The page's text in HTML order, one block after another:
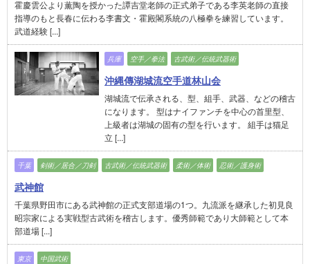
霍慶雲公より薫陶を授かった譚吉堂老師の正式弟子である李英老師の直接
指導のもと長春に伝わる李書文・霍殿閣系統の八極拳を練習しています。
武道経験 [...]
兵庫 空手／拳法 古武術／伝統武器術
沖縄傳湖城流空手道林山会
湖城流で伝承される、型、組手、武器、などの稽古
になります。 型はナイファンチを中心の首里型、
上級者は湖城の固有の型を行います。 組手は猫足
立 [...]
千葉 剣術／居合／刀剣 古武術／伝統武器術 柔術／体術 忍術／護身術
武神館
千葉県野田市にある武神館の正式支部道場の1つ。九流派を継承した初見良
昭宗家による実戦型古武術を稽古します。優秀師範であり大師範として本
部道場 [...]
東京 中国武術